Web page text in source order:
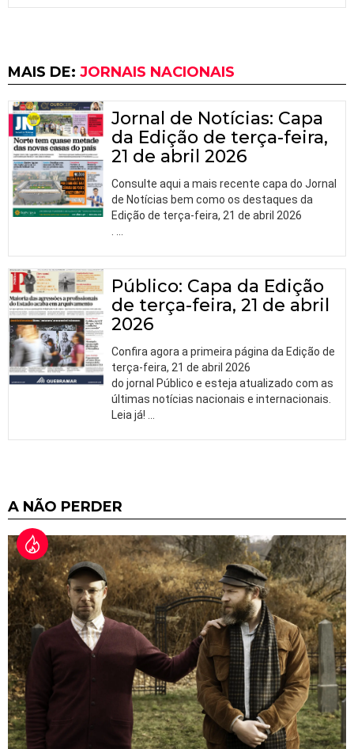
MAIS DE: JORNAIS NACIONAIS
Jornal de Notícias: Capa
da Edição de terça-feira,
21 de abril 2026
Consulte aqui a mais recente capa do Jornal
de Notícias bem como os destaques da
Edição de terça-feira, 21 de abril 2026
Público: Capa da Edição
de terça-feira, 21 de abril
2026
Confira agora a primeira página da Edição de
terça-feira, 21 de abril 2026
do jornal Público e esteja atualizado com as
últimas notícias nacionais e internacionais.
Leia já!
A NÃO PERDER